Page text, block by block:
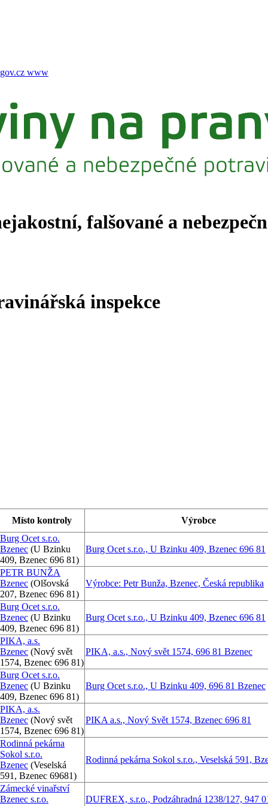
www
falšované a
inspekce
Místo kontroly
Výrobce
Burg Ocet s.r.o.
Bzenec (U Bzinku
409, Bzenec 696 81)
Burg Ocet s.r.o., U Bzinku 409, Bzenec 696 81
PETR BUNŽA
Bzenec (Olšovská
207, Bzenec 696 81)
Výrobce: Petr Bunža, Bzenec, Česká republika
Burg Ocet s.r.o.
Bzenec (U Bzinku
409, Bzenec 696 81)
Burg Ocet s.r.o., U Bzinku 409, Bzenec 696 81
PIKA, a.s.
Bzenec (Nový svět
1574, Bzenec 696 81)
PIKA, a.s., Nový svět 1574, 696 81 Bzenec
Burg Ocet s.r.o.
Bzenec (U Bzinku
409, Bzenec 696 81)
Burg Ocet s.r.o., U Bzinku 409, 696 81 Bzenec
PIKA, a.s.
Bzenec (Nový svět
1574, Bzenec 696 81)
PIKA a.s., Nový Svět 1574, Bzenec 696 81
Rodinná pekárna
Sokol s.r.o.
Bzenec (Veselská
591, Bzenec 69681)
Rodinná pekárna Sokol s.r.o., Veselská 591,
Zámecké vinařství
Bzenec s.r.o.
DUFREX, s.r.o., Podzáhradná 1238/127, 947